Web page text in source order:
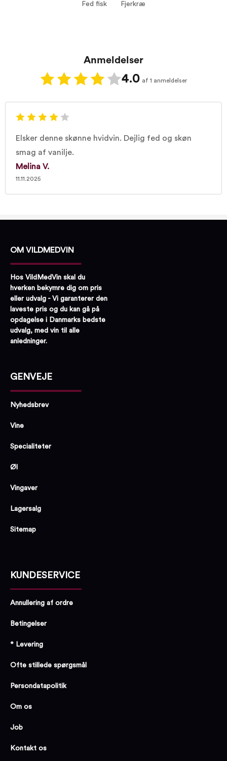
Fed fisk Fjerkræ
Anmeldelser
4.0 af 1 anmeldelser
Elsker denne skønne hvidvin. Dejlig fed og skøn
smag af vanilje.
Melina V.
11.11.2025
OM VILDMEDVIN
Hos VildMedVin skal du
hverken bekymre dig om pris
eller udvalg - Vi garanterer den
laveste pris og du kan gå på
opdagelse i Danmarks bedste
udvalg, med vin til alle
anledninger.
GENVEJE
Nyhedsbrev
Vine
Specialiteter
Øl
Vingaver
Lagersalg
Sitemap
KUNDESERVICE
Annullering af ordre
Betingelser
* Levering
Ofte stillede spørgsmål
Persondatapolitik
Om os
Job
Kontakt os